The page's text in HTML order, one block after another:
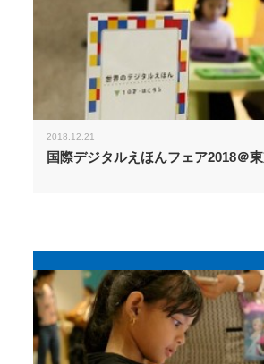
2018.12.21
国際デジタルえほんフェア2018＠